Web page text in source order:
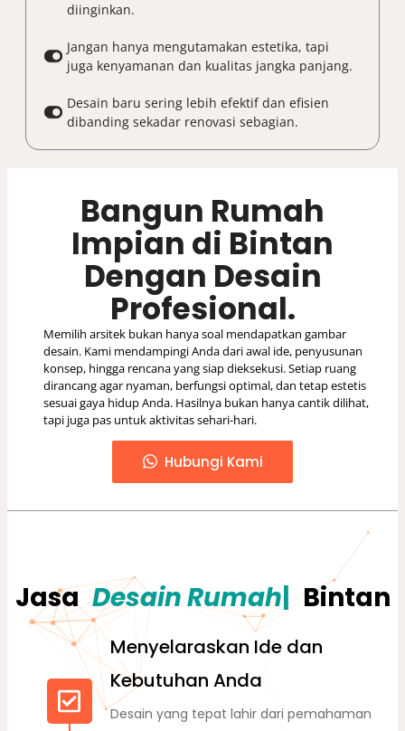
diinginkan.
Jangan hanya mengutamakan estetika, tapi
juga kenyamanan dan kualitas jangka panjang.
Desain baru sering lebih efektif dan efisien
dibanding sekadar renovasi sebagian.
Bangun Rumah
Impian di Bintan
Dengan Desain
Profesional.
Memilih arsitek bukan hanya soal mendapatkan gambar
desain. Kami mendampingi Anda dari awal ide, penyusunan
konsep, hingga rencana yang siap dieksekusi. Setiap ruang
dirancang agar nyaman, berfungsi optimal, dan tetap estetis
sesuai gaya hidup Anda. Hasilnya bukan hanya cantik dilihat,
tapi juga pas untuk aktivitas sehari-hari.
Hubungi Kami
Jasa | Bintan
Menyelaraskan Ide dan
Kebutuhan Anda
Desain yang tepat lahir dari pemahaman